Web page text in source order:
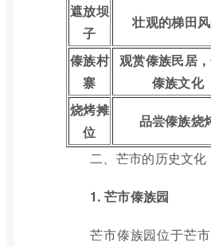
遮放坝
子
壮观的梯田
傣族村
寨
观赏傣族民居
傣族文化
烧烤摊
位
品尝傣族烧
二、芒市的历史文化
1. 芒市傣族园
芒市傣族园位于芒